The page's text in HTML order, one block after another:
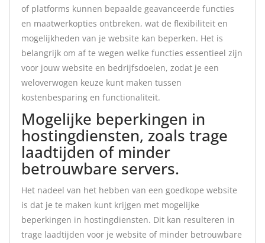
of platforms kunnen bepaalde geavanceerde functies
en maatwerkopties ontbreken, wat de flexibiliteit en
mogelijkheden van je website kan beperken. Het is
belangrijk om af te wegen welke functies essentieel zijn
voor jouw website en bedrijfsdoelen, zodat je een
weloverwogen keuze kunt maken tussen
kostenbesparing en functionaliteit.
Mogelijke beperkingen in
hostingdiensten, zoals trage
laadtijden of minder
betrouwbare servers.
Het nadeel van het hebben van een goedkope website
is dat je te maken kunt krijgen met mogelijke
beperkingen in hostingdiensten. Dit kan resulteren in
trage laadtijden voor je website of minder betrouwbare